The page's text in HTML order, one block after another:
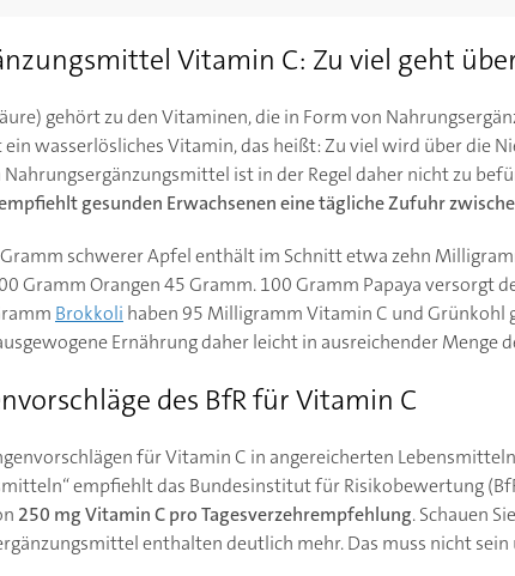
Vitamin C: Zu viel geht
gehört zu den Vitaminen, die in Form von
wasserlösliches Vitamin, das heißt: Zu viel wird über die
ist in der Regel daher nicht zu
gesunden Erwachsenen eine tägliche Zufuhr
schwerer Apfel enthält im Schnitt etwa zehn
Gramm Orangen 45 Gramm. 100 Gramm Papaya versorgt
Brokkoli haben 95 Milligramm Vitamin C und Grünkohl
Ernährung daher leicht in ausreichender Menge
des BfR für Vitamin C
für Vitamin C in angereicherten
empfiehlt das Bundesinstitut für Risikobewertung
250 mg Vitamin C pro Tagesverzehrempfehlung. Schauen
enthalten deutlich mehr. Das muss nicht